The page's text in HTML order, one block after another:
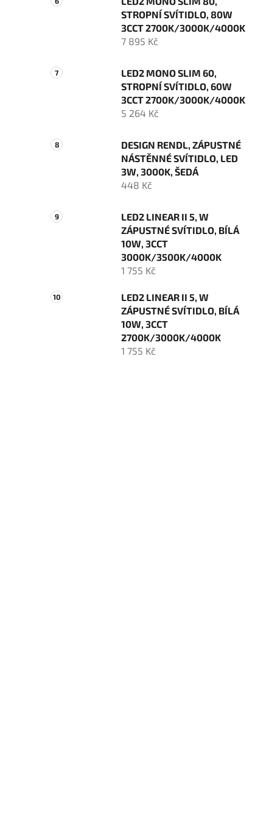
STROPNÍ SVÍTIDLO, 80W
3CCT 2700K/3000K/4000K
7 895 Kč
LED2 MONO SLIM 60,
STROPNÍ SVÍTIDLO, 60W
3CCT 2700K/3000K/4000K
5 264 Kč
DESIGN RENDL, ZÁPUSTNÉ
NÁSTĚNNÉ SVÍTIDLO, LED
3W, 3000K, ŠEDÁ
448 Kč
LED2 LINEAR II 5, W
ZÁPUSTNÉ SVÍTIDLO, BÍLÁ
10W, 3CCT
3000K/3500K/4000K
1 755 Kč
LED2 LINEAR II 5, W
ZÁPUSTNÉ SVÍTIDLO, BÍLÁ
10W, 3CCT
2700K/3000K/4000K
1 755 Kč